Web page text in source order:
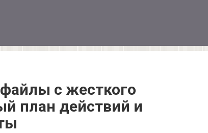
с жесткого
план действий и